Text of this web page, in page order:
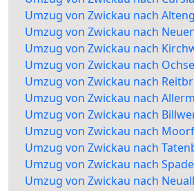
Umzug von Zwickau nach
Umzug von Zwickau nach
Umzug von Zwickau nach
Umzug von Zwickau nach
Umzug von Zwickau nach
Umzug von Zwickau nach
Umzug von Zwickau nach
Umzug von Zwickau nach
Umzug von Zwickau nach
Umzug von Zwickau nach
Umzug von Zwickau nach